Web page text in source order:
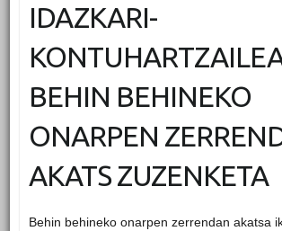
IDAZKARI-
BEHIN BEHINEKO
ONARPEN
AKATS ZUZENKETA
Behin behineko onarpen zerrendan akatsa